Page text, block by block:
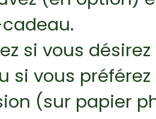
si vous
si vous
(sur papier